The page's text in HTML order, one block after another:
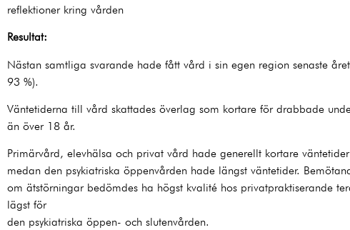
reflektioner kring vården
Resultat:
Nästan samtliga svarande hade fått vård i sin egen region senaste
93 %).
Väntetiderna till vård skattades överlag som kortare för drabbade
än över 18 år.
Primärvård, elevhälsa och privat vård hade generellt kortare väntetider
medan den psykiatriska öppenvården hade längst väntetider.
om ätstörningar bedömdes ha högst kvalité hos privatpraktiserande
lägst för
den psykiatriska öppen- och slutenvården.